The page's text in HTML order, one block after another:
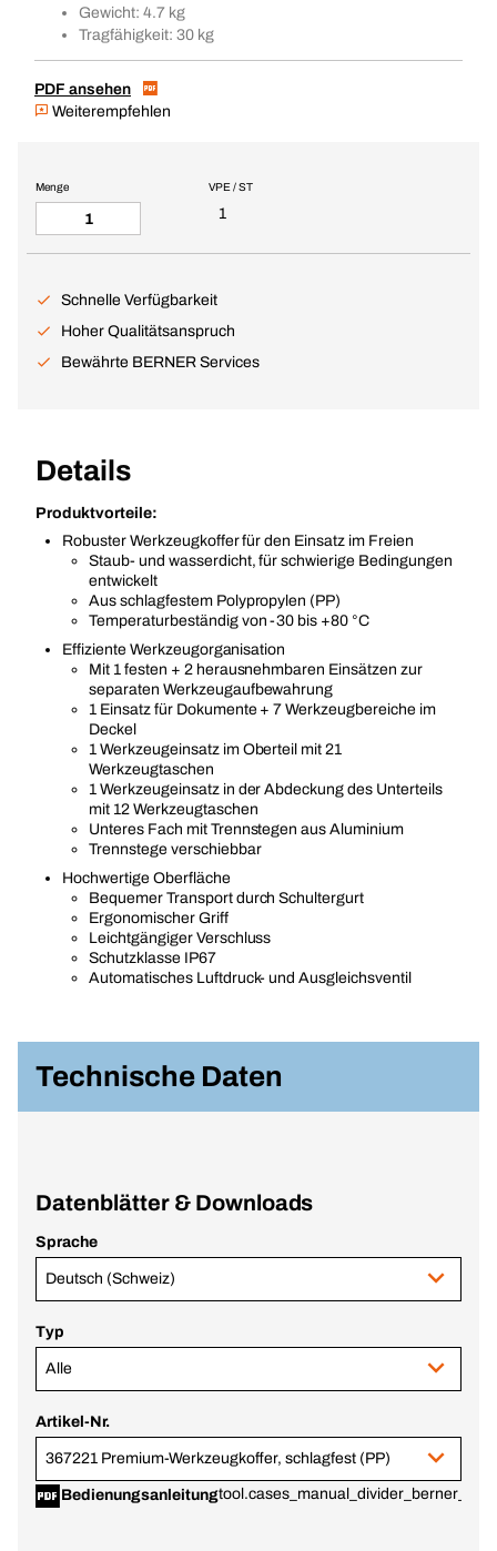
Gewicht: 4.7 kg
Tragfähigkeit: 30 kg
PDF ansehen
Weiterempfehlen
VPE / ST
1
Menge
Schnelle Verfügbarkeit
Hoher Qualitätsanspruch
Bewährte BERNER Services
Details
Produktvorteile:
Robuster Werkzeugkoffer für den Einsatz im Freien
Staub- und wasserdicht, für schwierige Bedingungen
entwickelt
Aus schlagfestem Polypropylen (PP)
Temperaturbeständig von -30 bis +80 °C
Effiziente Werkzeugorganisation
Mit 1 festen + 2 herausnehmbaren Einsätzen zur
separaten Werkzeugaufbewahrung
1 Einsatz für Dokumente + 7 Werkzeugbereiche im
Deckel
1 Werkzeugeinsatz im Oberteil mit 21
Werkzeugtaschen
1 Werkzeugeinsatz in der Abdeckung des Unterteils
mit 12 Werkzeugtaschen
Unteres Fach mit Trennstegen aus Aluminium
Trennstege verschiebbar
Hochwertige Oberfläche
Bequemer Transport durch Schultergurt
Ergonomischer Griff
Leichtgängiger Verschluss
Schutzklasse IP67
Automatisches Luftdruck- und Ausgleichsventil
Technische Daten
Datenblätter & Downloads
Sprache
Deutsch (Schweiz)
Typ
Alle
Artikel-Nr.
367221 Premium-Werkzeugkoffer, schlagfest (PP)
Bedienungsanleitung